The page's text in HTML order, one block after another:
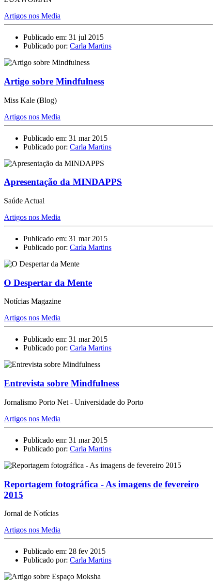
Artigos nos Media
Publicado em: 31 jul 2015
Publicado por: Carla Martins
Artigo sobre Mindfulness
Miss Kale (Blog)
Artigos nos Media
Publicado em: 31 mar 2015
Publicado por: Carla Martins
Apresentação da MINDAPPS
Saúde Actual
Artigos nos Media
Publicado em: 31 mar 2015
Publicado por: Carla Martins
O Despertar da Mente
Notícias Magazine
Artigos nos Media
Publicado em: 31 mar 2015
Publicado por: Carla Martins
Entrevista sobre Mindfulness
Jornalismo Porto Net - Universidade do Porto
Artigos nos Media
Publicado em: 31 mar 2015
Publicado por: Carla Martins
Reportagem fotográfica - As imagens de fevereiro
2015
Jornal de Notícias
Artigos nos Media
Publicado em: 28 fev 2015
Publicado por: Carla Martins